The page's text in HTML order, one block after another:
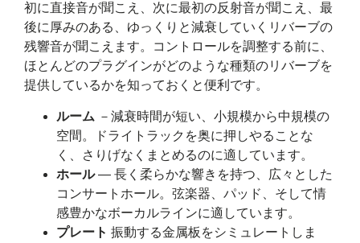
初に直接音が聞こえ、次に最初の反射音が聞こえ、最
後に厚みのある、ゆっくりと減衰していくリバーブの
残響音が聞こえます。コントロールを調整する前に、
ほとんどのプラグインがどのような種類のリバーブを
提供しているかを知っておくと便利です。
ルーム －減衰時間が短い、小規模から中規模の
空間。ドライトラックを奥に押しやることな
く、さりげなくまとめるのに適しています。
ホール― 長く柔らかな響きを持つ、広々とした
コンサートホール。弦楽器、パッド、そして情
感豊かなボーカルラインに適しています。
プレート 振動する金属板をシミュレートしま